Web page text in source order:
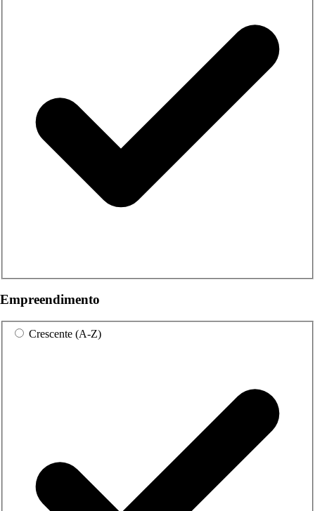
Empreendimento
Crescente (A-Z)